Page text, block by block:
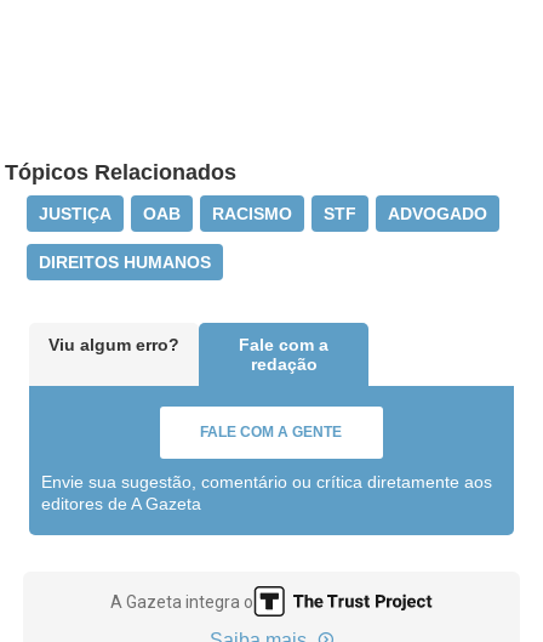
Tópicos Relacionados
JUSTIÇA OAB RACISMO STF ADVOGADO
DIREITOS HUMANOS
Viu algum erro?
Fale com a
redação
FALE COM A GENTE
Envie sua sugestão, comentário ou crítica diretamente aos
editores de A Gazeta
A Gazeta integra o